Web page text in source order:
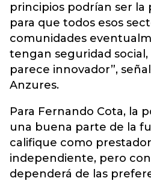
principios podrían ser la
para que todos esos
comunidades
tengan seguridad social,
parece innovador”,
Anzures.
Para Fernando Cota, la
una buena parte de la
califique como
independiente, pero
dependerá de las